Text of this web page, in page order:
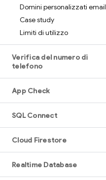
Domini personalizzati email
Case study
Limiti di utilizzo
Verifica del numero di
telefono
App Check
SQL Connect
Cloud Firestore
Realtime Database